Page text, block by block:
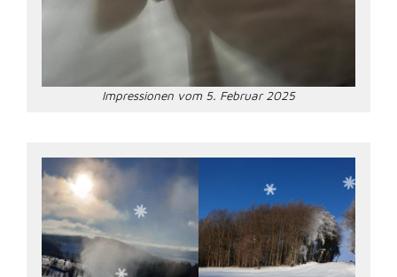
Impressionen vom 5. Februar 2025